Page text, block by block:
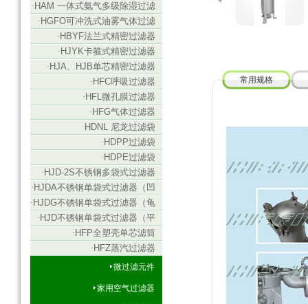
· HAM 一体式氨气多级除湿过滤
器
· HGFO可冲洗式油雾气体过滤
器
· HBYF法兰式精密过滤器
· HJYK卡箍式精密过滤器
· HJA、HJB单芯精密过滤器
· HFC呼吸过滤器
· HFL微孔膜过滤器
· HFG气体过滤器
· HDNL 尼龙过滤袋
· HDPP过滤袋
· HDPE过滤袋
· HJD-2S不锈钢多袋式过滤器
· HJDA不锈钢单袋式过滤器（凹
盖式）
· HJDG不锈钢单袋式过滤器（龟
背式）
· HJD不锈钢单袋式过滤器（平
板式）
· HFP全塑壳单芯滤筒
· HFZ蒸汽过滤器
微过滤元件
家用空气过滤器
常用规格